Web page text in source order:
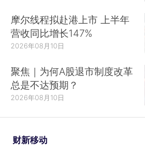
摩尔线程拟赴港上市 上半年
营收同比增长147%
2026年08月10日
聚焦｜为何A股退市制度改革
总是不达预期？
2026年08月10日
财新移动